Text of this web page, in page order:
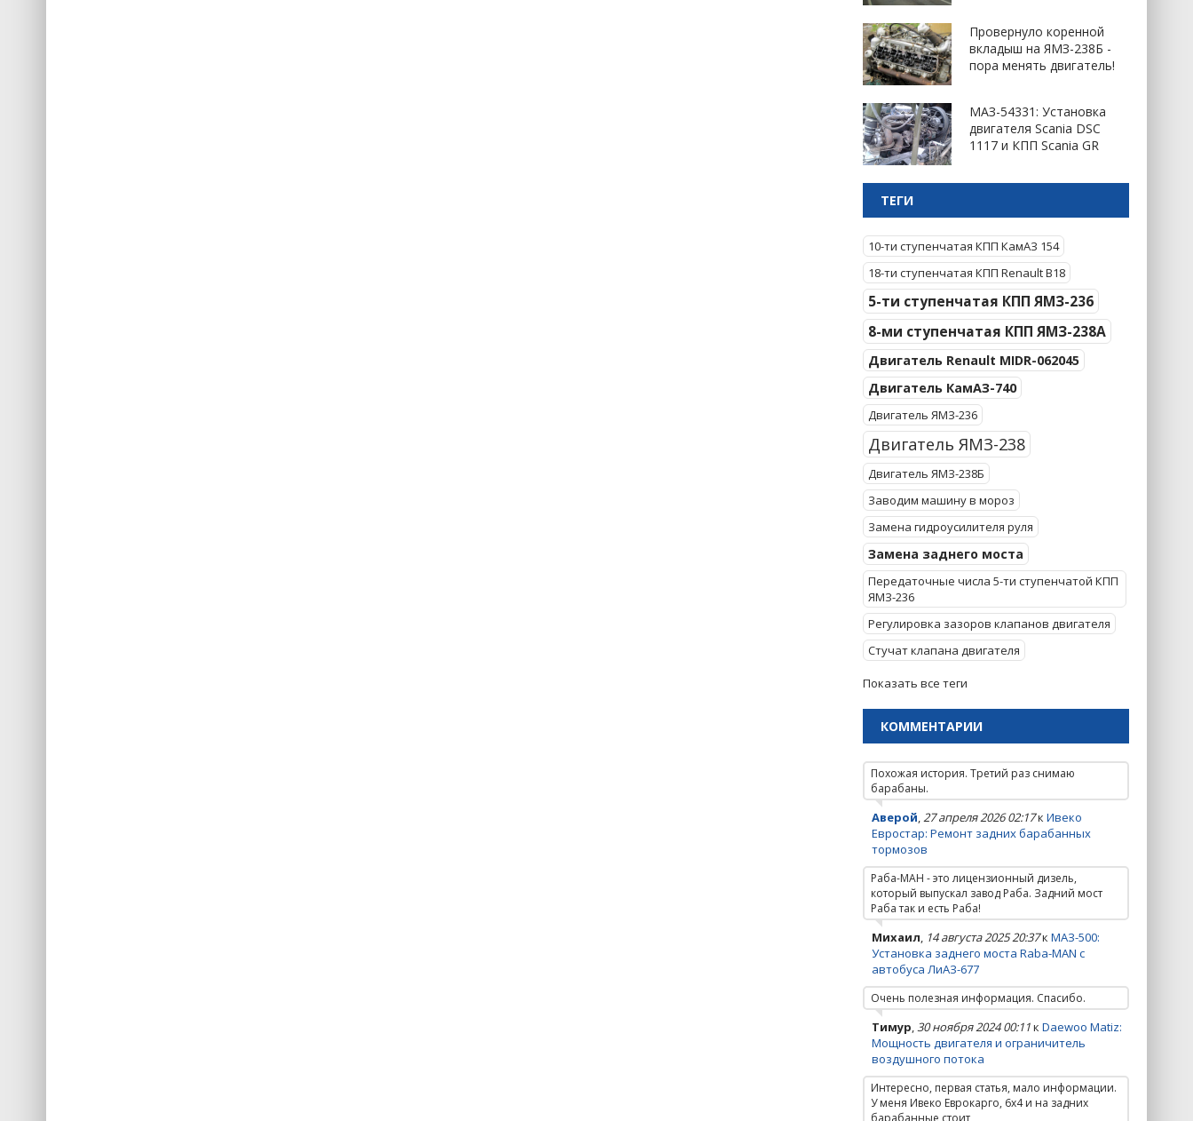
Провернуло коренной
вкладыш на ЯМЗ-238Б -
пора менять двигатель!
МАЗ-54331: Установка
двигателя Scania DSC
1117 и КПП Scania GR
ТЕГИ
10-ти ступенчатая КПП КамАЗ 154
18-ти ступенчатая КПП Renault B18
5-ти ступенчатая КПП ЯМЗ-236
8-ми ступенчатая КПП ЯМЗ-238А
Двигатель Renault MIDR-062045
Двигатель КамАЗ-740
Двигатель ЯМЗ-236
Двигатель ЯМЗ-238
Двигатель ЯМЗ-238Б
Заводим машину в мороз
Замена гидроусилителя руля
Замена заднего моста
Передаточные числа 5-ти ступенчатой КПП
ЯМЗ-236
Регулировка зазоров клапанов двигателя
Стучат клапана двигателя
Показать все теги
КОММЕНТАРИИ
Похожая история. Третий раз снимаю
барабаны.
Аверой,27 апреля 2026 02:17к Ивеко
Евростар: Ремонт задних барабанных
тормозов
Раба-МАН - это лицензионный дизель,
который выпускал завод Раба. Задний мост
Раба так и есть Раба!
Михаил, 14 августа 2025 20:37к МАЗ-500:
Установка заднего моста Raba-MAN с
автобуса ЛиАЗ-677
Очень полезная информация. Спасибо.
Тимур,30 ноября 2024 00:11к Daewoo Matiz:
Мощность двигателя и ограничитель
воздушного потока
Интересно, первая статья, мало информации.
У меня Ивеко Еврокарго, 6х4 и на задних
барабанные стоит